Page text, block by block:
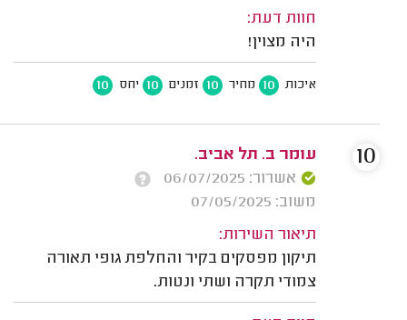
חוות דעת:
היה מצוין!
איכות 10 מחיר 10 זמנים 10 יחס 10
עומר ב. תל אביב.
אשרור: 06/07/2025
משוב: 07/05/2025
תיאור השירות:
תיקון מפסקים בקיר והחלפת גופי תאורה
צמודי תקרה ושתי ונטות.
10